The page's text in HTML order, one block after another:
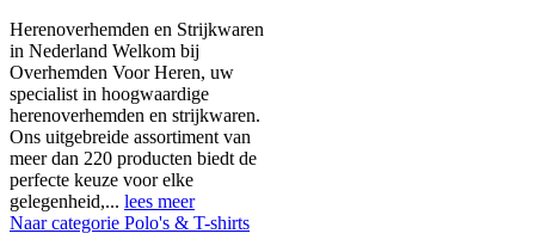
Herenoverhemden en Strijkwaren
in Nederland Welkom bij
Overhemden Voor Heren, uw
specialist in hoogwaardige
herenoverhemden en strijkwaren.
Ons uitgebreide assortiment van
meer dan 220 producten biedt de
perfecte keuze voor elke
gelegenheid,... lees meer
Naar categorie Polo's & T-shirts